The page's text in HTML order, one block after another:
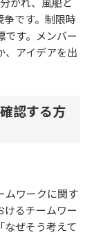
です。制限時
です。メンバー
、アイデアを出
認する方
ムワークに関す
けるチームワー
なぜそう考えて